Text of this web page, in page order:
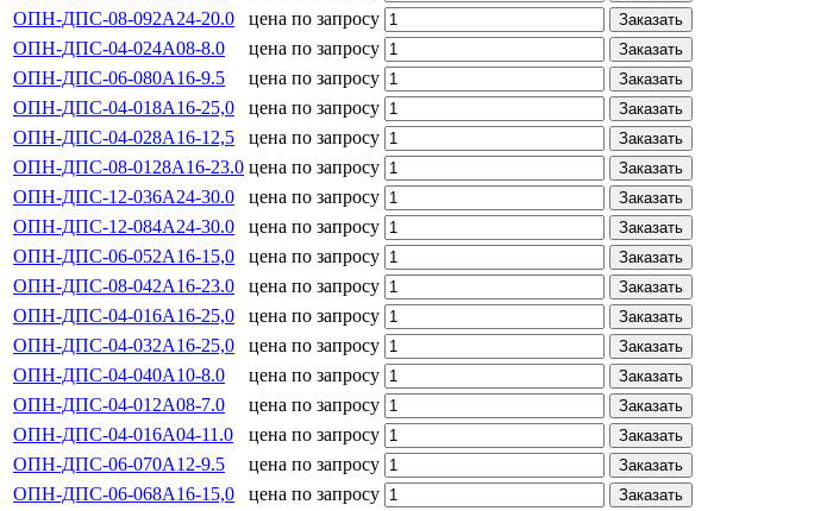
ОПН-ДПС-08-092А24-20.0 цена по запросу Заказать
ОПН-ДПС-04-024А08-8.0 цена по запросу Заказать
ОПН-ДПС-06-080А16-9.5 цена по запросу Заказать
ОПН-ДПС-04-018А16-25,0 цена по запросу Заказать
ОПН-ДПС-04-028А16-12,5 цена по запросу Заказать
ОПН-ДПС-08-0128А16-23.0 цена по запросу Заказать
ОПН-ДПС-12-036А24-30.0 цена по запросу Заказать
ОПН-ДПС-12-084А24-30.0 цена по запросу Заказать
ОПН-ДПС-06-052А16-15,0 цена по запросу Заказать
ОПН-ДПС-08-042А16-23.0 цена по запросу Заказать
ОПН-ДПС-04-016А16-25,0 цена по запросу Заказать
ОПН-ДПС-04-032А16-25,0 цена по запросу Заказать
ОПН-ДПС-04-040А10-8.0 цена по запросу Заказать
ОПН-ДПС-04-012А08-7.0 цена по запросу Заказать
ОПН-ДПС-04-016А04-11.0 цена по запросу Заказать
ОПН-ДПС-06-070А12-9.5 цена по запросу Заказать
ОПН-ДПС-06-068А16-15,0 цена по запросу Заказать